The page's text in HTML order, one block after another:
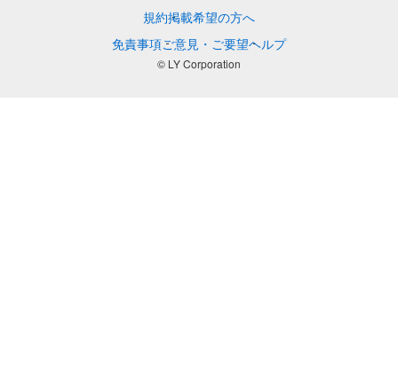
規約掲載希望の方へ
免責事項ご意見・ご要望ヘルプ
© LY Corporation